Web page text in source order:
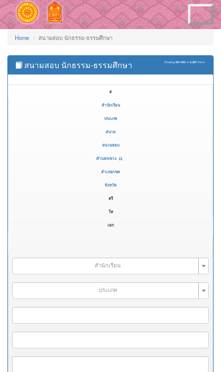
Toggle
navigation
Home สนามสอบ นักธรรม-ธรรมศึกษา
Showing 901-950 of 6,887 items.
สนามสอบ นักธรรม-ธรรมศึกษา
#
สำนักเรียน
ประเภท
สนาม
สนามสอบ
ตำบล/แขวง
อำเภอ/เขต
จังหวัด
ตรี
โท
เอก
สำนักเรียน
ประเภท